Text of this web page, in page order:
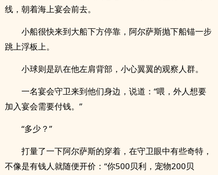
线，朝着海上宴会前去。
小船很快来到大船下方停靠，阿尔萨斯抛下船锚一步
跳上浮板上。
小球则是趴在他左肩背部，小心翼翼的观察人群。
一名宴会守卫来到他们身边，说道：“喂，外人想要
加入宴会需要付钱。”
“多少？”
打量了一下阿尔萨斯的穿着，在守卫眼中有些奇特，
不像是有钱人就随便开价：“你500贝利，宠物200贝